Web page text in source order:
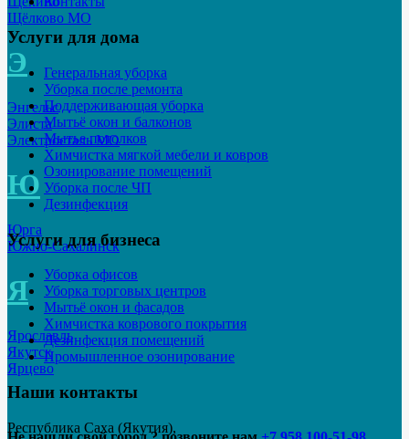
Щёлково МО
Э
Энгельс
Элиста
Электросталь МО
Ю
Юрга
Южно-Сахалинск
Я
Ярославль
Якутск
Ярцево
Услуги для дома
Генеральная уборка
Уборка после ремонта
Поддерживающая уборка
Мытьё окон и балконов
Мытье потолков
Химчистка мягкой мебели и ковров
Озонирование помещений
Уборка после ЧП
Дезинфекция
Услуги для бизнеса
Уборка офисов
Уборка торговых центров
Мытьё окон и фасадов
Химчистка коврового покрытия
Дезинфекция помещений
Промышленное озонирование
Наши контакты
Республика Саха (Якутия),